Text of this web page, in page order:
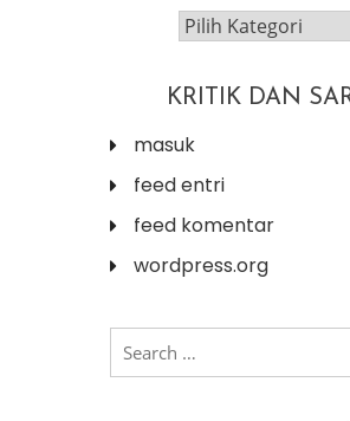
categories
KRITIK DAN
masuk
feed entri
feed komentar
wordpress.org
search
for: